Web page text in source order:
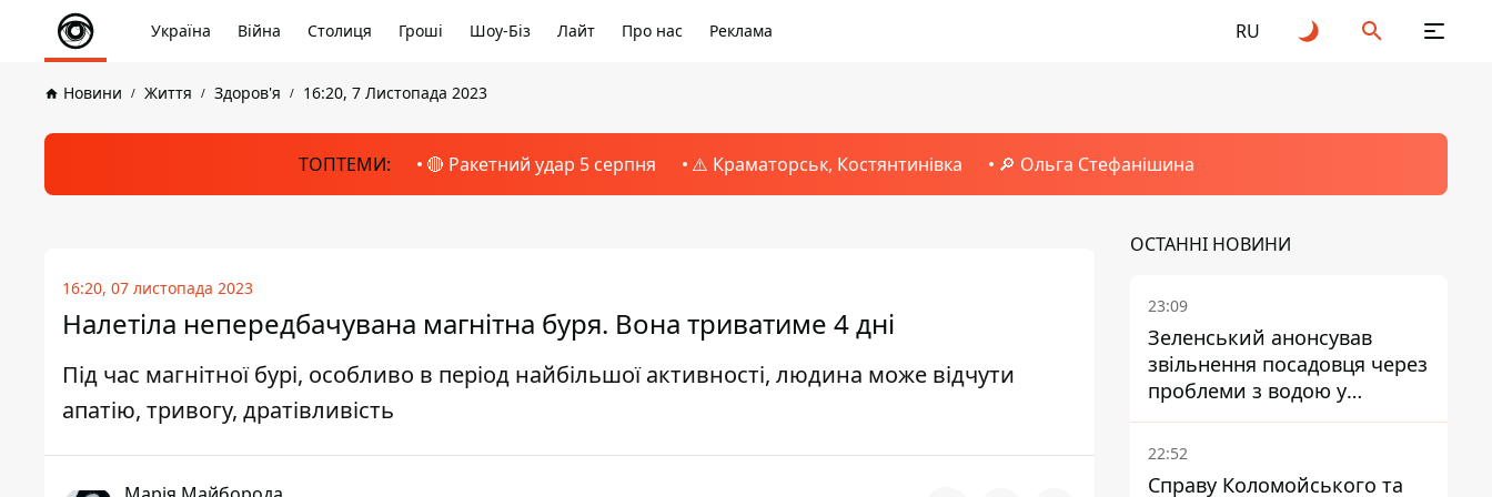
Україна Війна Столиця Гроші Шоу-Біз Лайт Про нас Реклама RU
Новини Життя Здоров'я 16:20, 7 Листопада 2023
ТОПТЕМИ: 🔴 Ракетний удар 5 серпня ⚠️ Краматорськ, Костянтинівка 🔎 Ольга Стефанішина
16:20, 07 листопада 2023
Налетіла непередбачувана магнітна буря. Вона триватиме 4 дні
Під час магнітної бурі, особливо в період найбільшої активності, людина може відчути
апатію, тривогу, дратівливість
ОСТАННІ НОВИНИ
23:09
Зеленський анонсував
звільнення посадовця через
проблеми з водою у
Марганці
22:52
Справу Коломойського та